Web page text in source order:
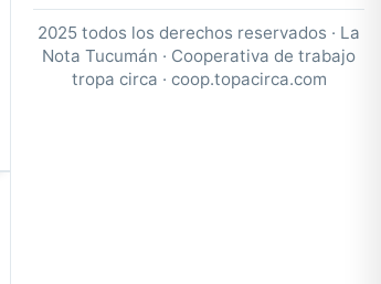
2025 todos los derechos reservados · La
Nota Tucumán · Cooperativa de trabajo
tropa circa · coop.topacirca.com